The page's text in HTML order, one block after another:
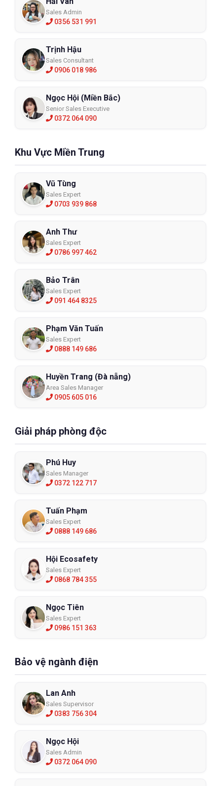
Sales Admin
0356 531 991
Trịnh Hậu
Sales Consultant
0906 018 986
Ngọc Hội (Miền Bắc)
Senior Sales Executive
0372 064 090
Khu Vực Miền Trung
Vũ Tùng
Sales Expert
0703 939 868
Anh Thư
Sales Expert
0786 997 462
Bảo Trân
Sales Expert
091 464 8325
Phạm Văn Tuấn
Sales Expert
0888 149 686
Huyền Trang (Đà nẵng)
Area Sales Manager
0905 605 016
Giải pháp phòng độc
Phú Huy
Sales Manager
0372 122 717
Tuấn Phạm
Sales Expert
0888 149 686
Hội Ecosafety
Sales Expert
0868 784 355
Ngọc Tiên
Sales Expert
0986 151 363
Bảo vệ ngành điện
Lan Anh
Sales Supervisor
0383 756 304
Ngọc Hội
Sales Admin
0372 064 090